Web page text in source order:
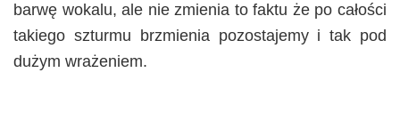
barwę wokalu, ale nie zmienia to faktu że po całości
takiego szturmu brzmienia pozostajemy i tak pod
dużym wrażeniem.